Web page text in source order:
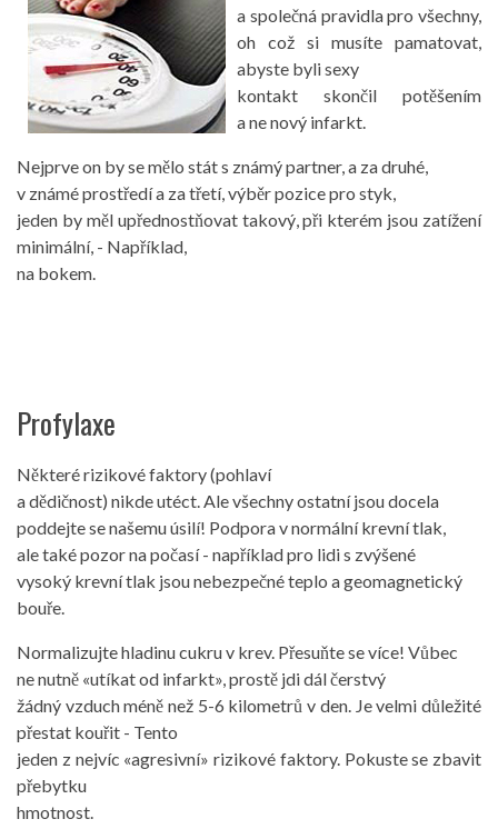
a společná pravidla pro všechny,
oh což si musíte pamatovat,
abyste byli sexy
kontakt skončil potěšením
a ne nový infarkt.
Nejprve on by se mělo stát s známý partner, a za druhé,
v známé prostředí a za třetí, výběr pozice pro styk,
jeden by měl upřednostňovat takový, při kterém jsou zatížení
minimální, - Například,
na bokem.
Profylaxe
Některé rizikové faktory (pohlaví
a dědičnost) nikde utéct. Ale všechny ostatní jsou docela
poddejte se našemu úsilí! Podpora v normální krevní tlak,
ale také pozor na počasí - například pro lidi s zvýšené
vysoký krevní tlak jsou nebezpečné teplo a geomagnetický
bouře.
Normalizujte hladinu cukru v krev. Přesuňte se více! Vůbec
ne nutně «utíkat od infarkt», prostě jdi dál čerstvý
žádný vzduch méně než 5-6 kilometrů v den. Je velmi důležité
přestat kouřit - Tento
jeden z nejvíc «agresivní» rizikové faktory. Pokuste se zbavit
přebytku
hmotnost.